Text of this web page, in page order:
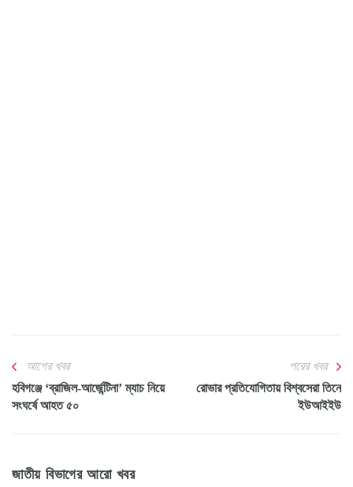
আগের খবর
হবিগঞ্জে ‘ব্রাজিল-আর্জেন্টিনা’ ম্যাচ নিয়ে
সংঘর্ষে আহত ৫০
পরের খবর
রোভার প্রতিযোগিতায় বিশ্বসেরা তিনে
ইউআইইউ
জাতীয় বিভাগের আরো খবর